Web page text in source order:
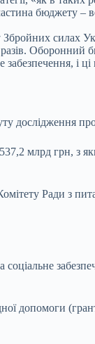
бюджету –
силах
Оборонний
і
дослідження
млрд грн, з
Ради з
допомоги